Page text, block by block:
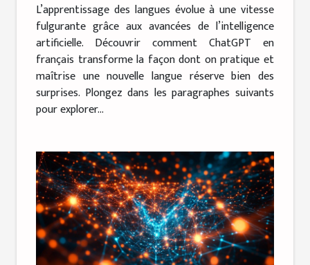
L’apprentissage des langues évolue à une vitesse
fulgurante grâce aux avancées de l’intelligence
artificielle. Découvrir comment ChatGPT en
français transforme la façon dont on pratique et
maîtrise une nouvelle langue réserve bien des
surprises. Plongez dans les paragraphes suivants
pour explorer...